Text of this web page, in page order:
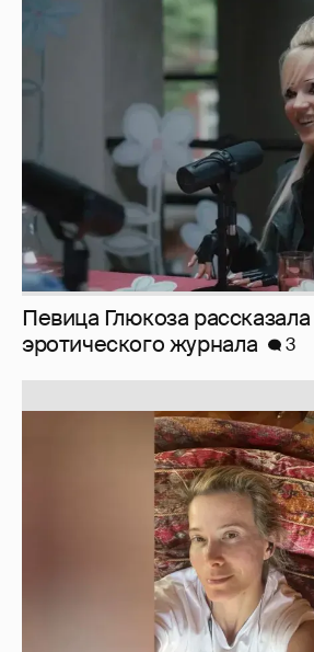
Певица Глюкоза
эротического журнала
3
Юлия Высоцкая выложила